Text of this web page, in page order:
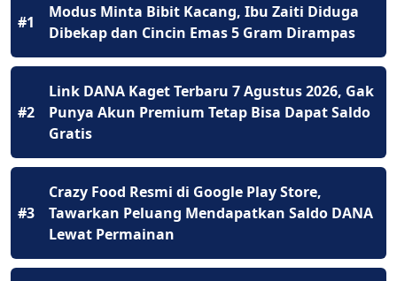
#1
Modus Minta Bibit Kacang, Ibu Zaiti Diduga
Dibekap dan Cincin Emas 5 Gram Dirampas
#2
Link DANA Kaget Terbaru 7 Agustus 2026, Gak
Punya Akun Premium Tetap Bisa Dapat Saldo
Gratis
#3
Crazy Food Resmi di Google Play Store,
Tawarkan Peluang Mendapatkan Saldo DANA
Lewat Permainan